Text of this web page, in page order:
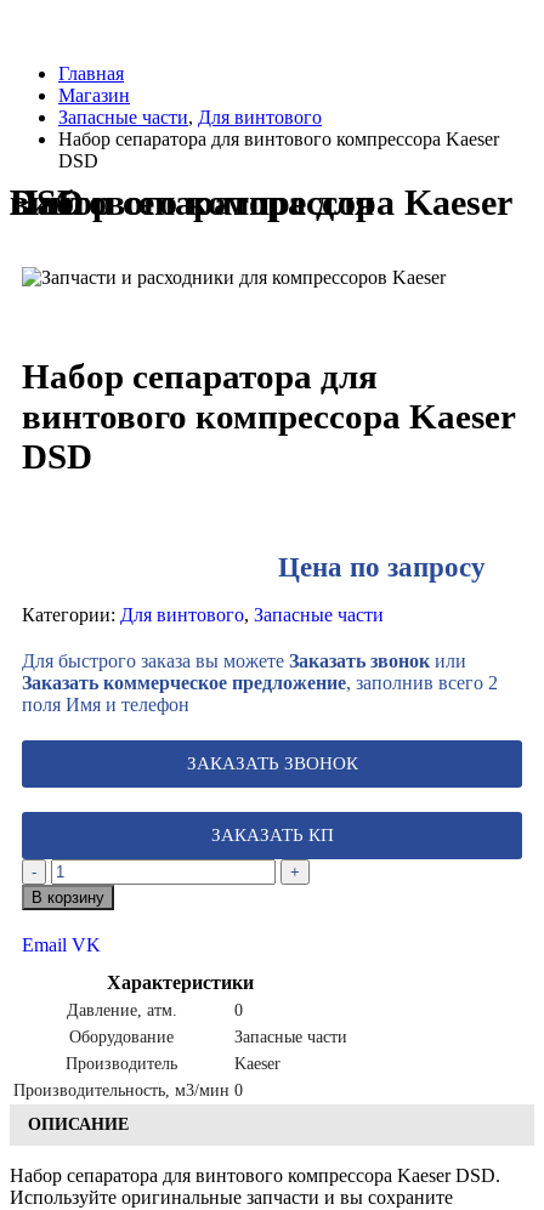
Главная
Магазин
Запасные части, Для винтового
Набор сепаратора для винтового компрессора Kaeser
DSD
Набор сепаратора для винтового компрессора Kaeser DSD
Набор сепаратора для
винтового компрессора Kaeser
DSD
Цена по запросу
Категории: Для винтового, Запасные части
Для быстрого заказа вы можете Заказать звонок или
Заказать коммерческое предложение, заполнив всего 2
поля Имя и телефон
ЗАКАЗАТЬ ЗВОНОК
ЗАКАЗАТЬ КП
-
+
В корзину
Email VK
Характеристики
Давление, атм.
0
Оборудование
Запасные части
Производитель
Kaeser
Производительность, м3/мин 0
ОПИСАНИЕ
Набор сепаратора для винтового компрессора Kaeser DSD.
Используйте оригинальные запчасти и вы сохраните